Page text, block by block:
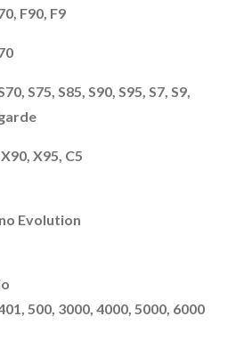
F90, F9
S75, S85, S90, S95, S7, S9,
X95, C5
Evolution
500, 3000, 4000, 5000, 6000